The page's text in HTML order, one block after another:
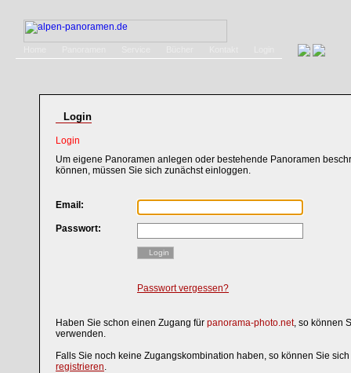
Login
Login
Um eigene Panoramen anlegen oder bestehende Panoramen
können, müssen Sie sich zunächst einloggen.
Email:
Passwort:
Login
Passwort vergessen?
Haben Sie schon einen Zugang für panorama-photo.net, so können
verwenden.
Falls Sie noch keine Zugangskombination haben, so können Sie sich
registrieren.